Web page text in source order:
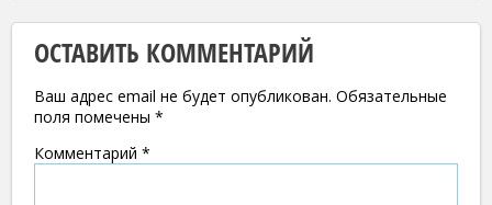
ОСТАВИТЬ КОММЕНТАРИЙ
Ваш адрес email не будет опубликован. Обязательные
поля помечены *
Комментарий *